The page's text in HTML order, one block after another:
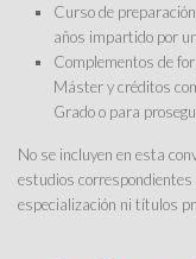
Curso de
años impartido por
Complementos de
Máster y créditos
Grado o para
No se incluyen en esta
estudios
especialización ni títulos